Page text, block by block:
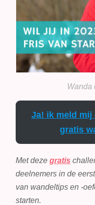
Wanda
Ja! ik meld mij
gratis
Met dezegratis
deelnemers in de
van wandeltips en -
starten.